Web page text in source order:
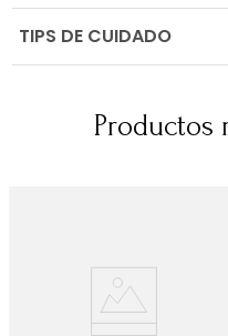
TIPS DE CUIDADO
Productos